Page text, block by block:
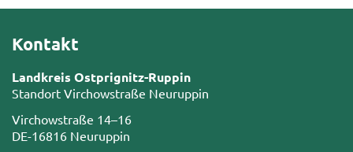
Kontakt
Landkreis Ostprignitz-Ruppin
Standort Virchowstraße Neuruppin
Virchowstraße 14–16
DE-16816 Neuruppin